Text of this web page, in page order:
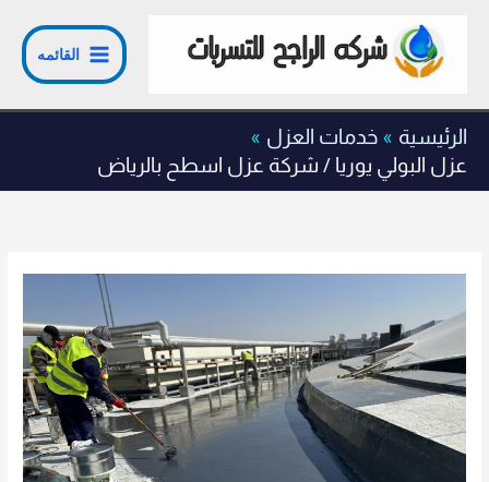
المحتوى
القائمه
الرئيسية
خدمات العزل
عزل البولي يوريا / شركة عزل اسطح بالرياض